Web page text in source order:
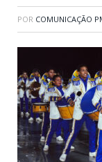
POR COMUNICAÇÃO